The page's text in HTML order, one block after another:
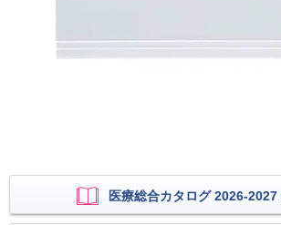
医療総合カタログ 2026-2027